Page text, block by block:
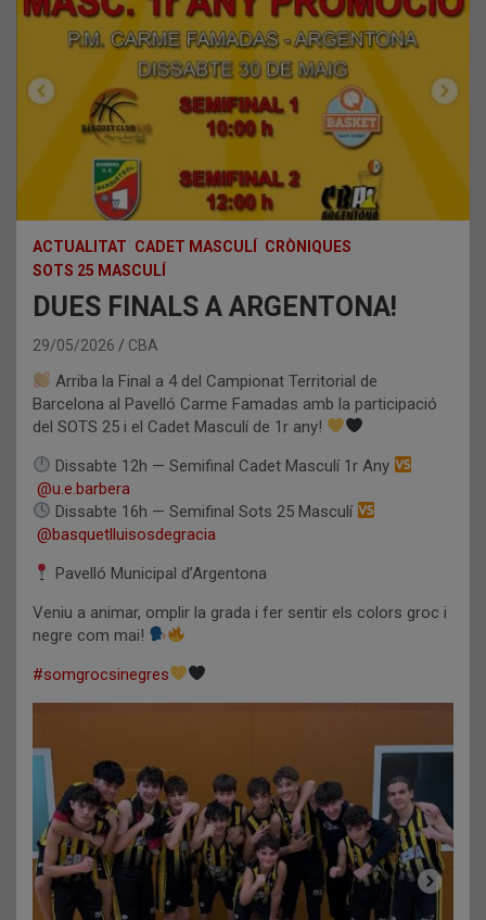
ACTUALITAT CADET MASCULÍ
CRÒNIQUES
SOTS 25 MASCULÍ
DUES FINALS A ARGENTONA!
29/05/2026 CBA
Arriba la Final a 4 del Campionat Territorial de
Barcelona al Pavelló Carme Famadas amb la participació
del SOTS 25 i el Cadet Masculí de 1r any!
Dissabte 12h — Semifinal Cadet Masculí 1r Any
@u.e.barbera
Dissabte 16h — Semifinal Sots 25 Masculí
@basquetlluisosdegracia
Pavelló Municipal d’Argentona
Veniu a animar, omplir la grada i fer sentir els colors groc i
negre com mai!
#somgrocsinegres